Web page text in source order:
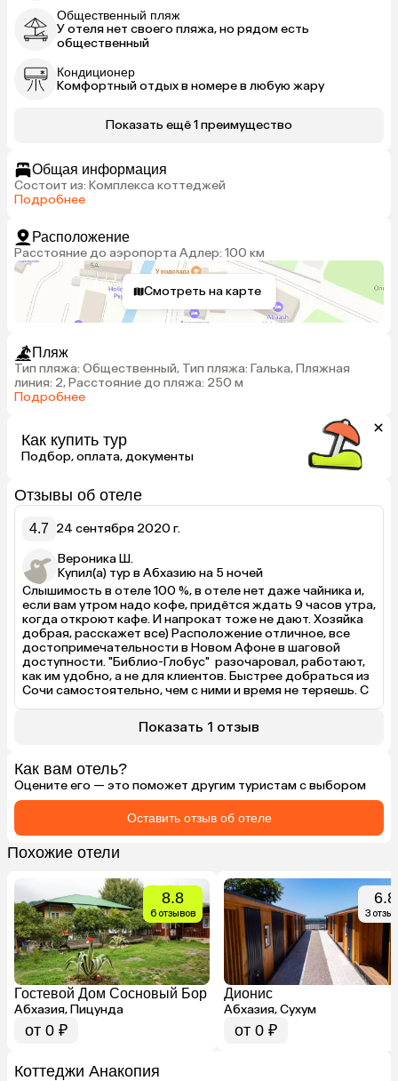
Общественный пляж
У отеля нет своего пляжа, но рядом есть
общественный
Кондиционер
Комфортный отдых в номере в любую жару
Показать ещё 1 преимущество
Общая информация
Состоит из: Комплекса коттеджей
Подробнее
Расположение
Расстояние до аэропорта Адлер: 100 км
Смотреть на карте
Пляж
Тип пляжа: Общественный, Тип пляжа: Галька, Пляжная
линия: 2, Расстояние до пляжа: 250 м
Подробнее
Как купить тур
Подбор, оплата, документы
Отзывы об отеле
4.7 24 сентября 2020 г.
Вероника Ш.
Купил(а) тур в Абхазию на 5 ночей
Слышимость в отеле 100 %, в отеле нет даже чайника и,
если вам утром надо кофе, придётся ждать 9 часов утра,
когда откроют кафе. И напрокат тоже не дают. Хозяйка
добрая, расскажет все) Расположение отличное, все
достопримечательности в Новом Афоне в шаговой
доступности. "Библио-Глобус"  разочаровал, работают,
как им удобно, а не для клиентов. Быстрее добраться из
Сочи самостоятельно, чем с ними и время не теряешь. С
Показать 1 отзыв
Как вам отель?
Оцените его — это поможет другим туристам с выбором
Оставить отзыв об отеле
Похожие отели
8.8
6 отзывов
Гостевой Дом Сосновый Бор
Абхазия, Пицунда
от 0 ₽
6.8
3
Дионис
Абхазия, Сухум
от 0 ₽
Коттеджи Анакопия